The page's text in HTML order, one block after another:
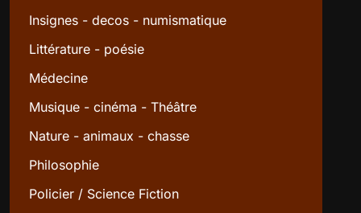
Insignes - decos - numismatique
Littérature - poésie
Médecine
Musique - cinéma - Théâtre
Nature - animaux - chasse
Philosophie
Policier / Science Fiction